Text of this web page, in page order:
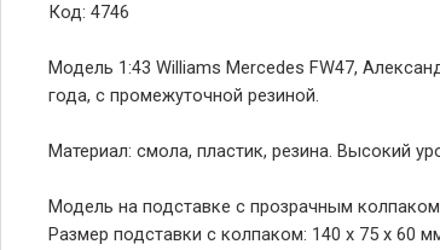
Код: 4746
Модель 1:43 Williams Mercedes FW47,
года, с промежуточной резиной.
Материал: смола, пластик, резина. Высокий
Модель на подставке с прозрачным
Размер подставки с колпаком: 140 x 75 x 60